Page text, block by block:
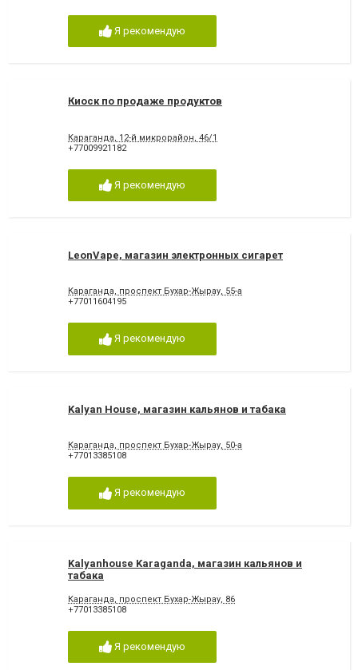
Я рекомендую
Киоск по продаже продуктов
Караганда, 12-й микрорайон, 46/1
+77009921182
Я рекомендую
LeonVape, магазин электронных сигарет
Караганда, проспект Бухар-Жырау, 55-а
+77011604195
Я рекомендую
Kalyan House, магазин кальянов и табака
Караганда, проспект Бухар-Жырау, 50-а
+77013385108
Я рекомендую
Kalyanhouse Karaganda, магазин кальянов и
табака
Караганда, проспект Бухар-Жырау, 86
+77013385108
Я рекомендую